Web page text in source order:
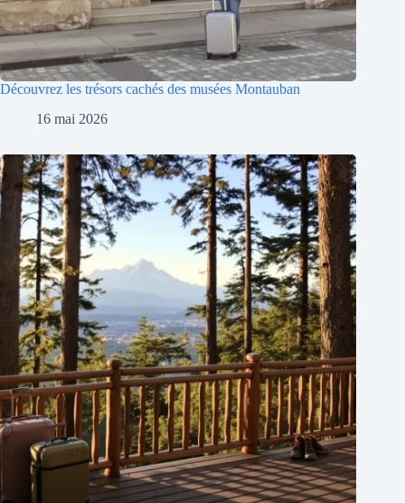
Découvrez les trésors cachés des musées Montauban
16 mai 2026